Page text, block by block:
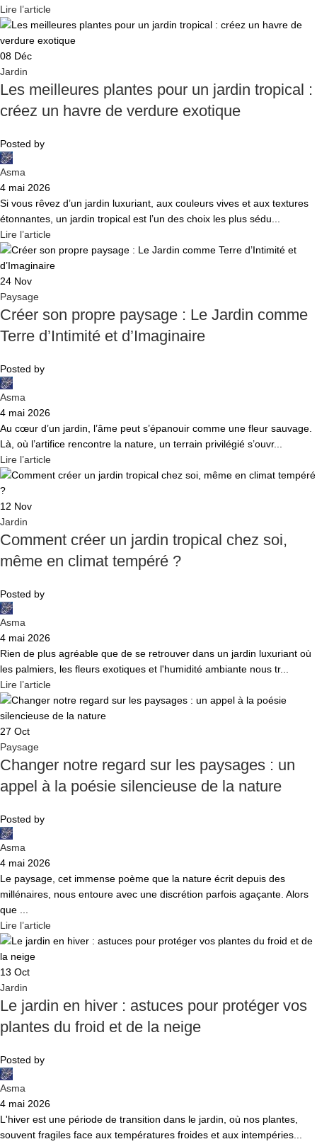
Lire l’article
08 Déc
Jardin
Les meilleures plantes pour un jardin tropical :
créez un havre de verdure exotique
Posted by
Asma
4 mai 2026
Si vous rêvez d’un jardin luxuriant, aux couleurs vives et aux textures
étonnantes, un jardin tropical est l’un des choix les plus sédu...
Lire l’article
24 Nov
Paysage
Créer son propre paysage : Le Jardin comme
Terre d’Intimité et d’Imaginaire
Posted by
Asma
4 mai 2026
Au cœur d’un jardin, l’âme peut s’épanouir comme une fleur sauvage.
Là, où l’artifice rencontre la nature, un terrain privilégié s’ouvr...
Lire l’article
12 Nov
Jardin
Comment créer un jardin tropical chez soi,
même en climat tempéré ?
Posted by
Asma
4 mai 2026
Rien de plus agréable que de se retrouver dans un jardin luxuriant où
les palmiers, les fleurs exotiques et l'humidité ambiante nous tr...
Lire l’article
27 Oct
Paysage
Changer notre regard sur les paysages : un
appel à la poésie silencieuse de la nature
Posted by
Asma
4 mai 2026
Le paysage, cet immense poème que la nature écrit depuis des
millénaires, nous entoure avec une discrétion parfois agaçante. Alors
que ...
Lire l’article
13 Oct
Jardin
Le jardin en hiver : astuces pour protéger vos
plantes du froid et de la neige
Posted by
Asma
4 mai 2026
L'hiver est une période de transition dans le jardin, où nos plantes,
souvent fragiles face aux températures froides et aux intempéries...